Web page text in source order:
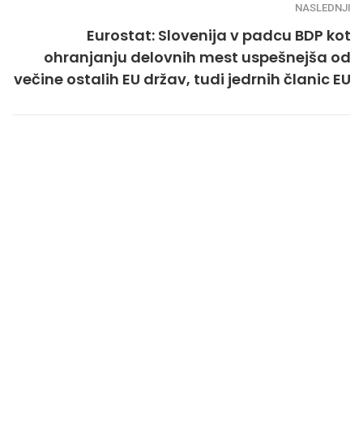
NASLEDNJI
Eurostat: Slovenija v padcu BDP kot
ohranjanju delovnih mest uspešnejša od
večine ostalih EU držav, tudi jedrnih članic EU